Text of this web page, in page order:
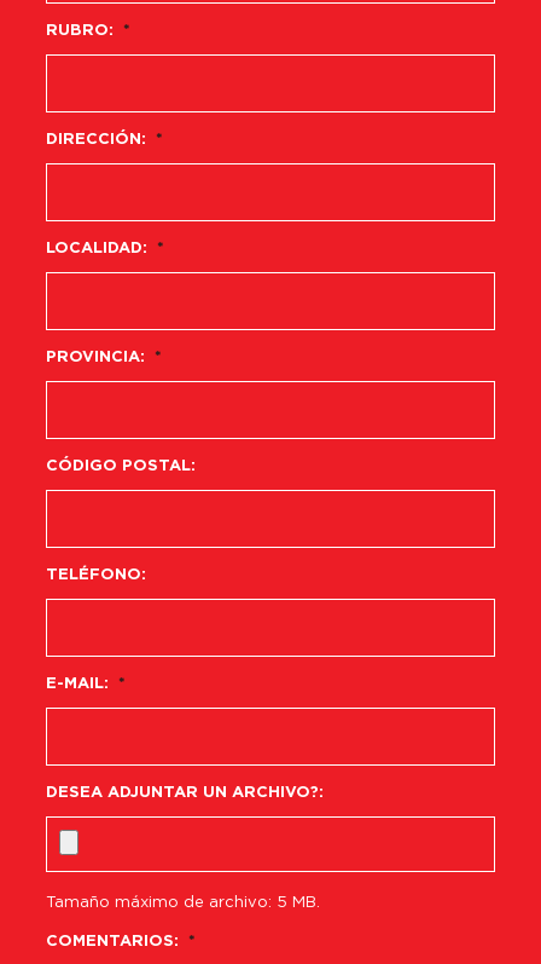
RUBRO: *
DIRECCIÓN: *
LOCALIDAD: *
PROVINCIA: *
CÓDIGO POSTAL:
TELÉFONO:
E-MAIL: *
DESEA ADJUNTAR UN ARCHIVO?:
Tamaño máximo de archivo: 5 MB.
COMENTARIOS: *